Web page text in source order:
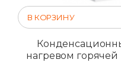
В КОРЗИНУ
нагревом горячей